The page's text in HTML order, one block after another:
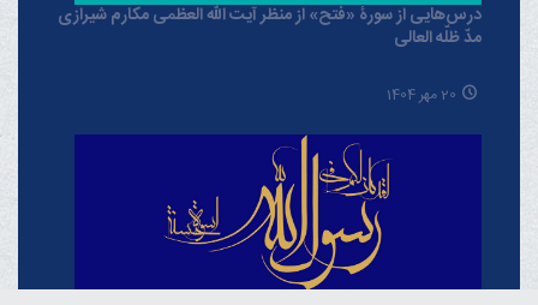
درس‌هایی از سورۀ «فتح» از منظر آیت الله العظمی مکارم شیرازی
مدّ ظلّه العالی
20 مهر 1404